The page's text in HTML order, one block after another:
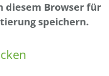
diesem Browser für
speichern.